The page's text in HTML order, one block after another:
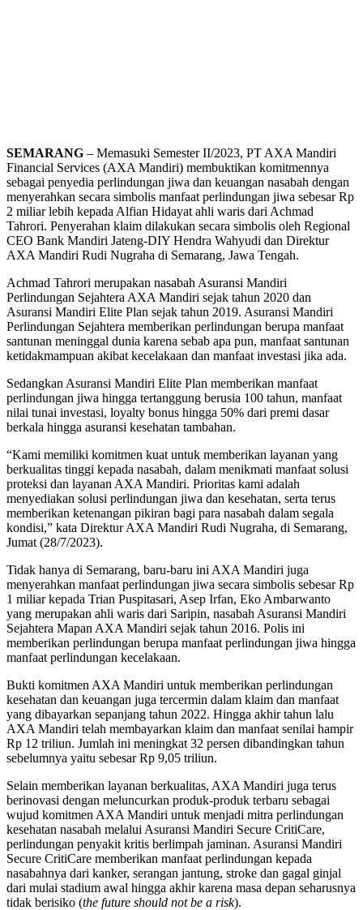
SEMARANG – Memasuki Semester II/2023, PT AXA Mandiri
Financial Services (AXA Mandiri) membuktikan komitmennya
sebagai penyedia perlindungan jiwa dan keuangan nasabah dengan
menyerahkan secara simbolis manfaat perlindungan jiwa sebesar Rp
2 miliar lebih kepada Alfian Hidayat ahli waris dari Achmad
Tahrori. Penyerahan klaim dilakukan secara simbolis oleh Regional
CEO Bank Mandiri Jateng-DIY Hendra Wahyudi dan Direktur
AXA Mandiri Rudi Nugraha di Semarang, Jawa Tengah.
Achmad Tahrori merupakan nasabah Asuransi Mandiri
Perlindungan Sejahtera AXA Mandiri sejak tahun 2020 dan
Asuransi Mandiri Elite Plan sejak tahun 2019. Asuransi Mandiri
Perlindungan Sejahtera memberikan perlindungan berupa manfaat
santunan meninggal dunia karena sebab apa pun, manfaat santunan
ketidakmampuan akibat kecelakaan dan manfaat investasi jika ada.
Sedangkan Asuransi Mandiri Elite Plan memberikan manfaat
perlindungan jiwa hingga tertanggung berusia 100 tahun, manfaat
nilai tunai investasi, loyalty bonus hingga 50% dari premi dasar
berkala hingga asuransi kesehatan tambahan.
“Kami memiliki komitmen kuat untuk memberikan layanan yang
berkualitas tinggi kepada nasabah, dalam menikmati manfaat solusi
proteksi dan layanan AXA Mandiri. Prioritas kami adalah
menyediakan solusi perlindungan jiwa dan kesehatan, serta terus
memberikan ketenangan pikiran bagi para nasabah dalam segala
kondisi,” kata Direktur AXA Mandiri Rudi Nugraha, di Semarang,
Jumat (28/7/2023).
Tidak hanya di Semarang, baru-baru ini AXA Mandiri juga
menyerahkan manfaat perlindungan jiwa secara simbolis sebesar Rp
1 miliar kepada Trian Puspitasari, Asep Irfan, Eko Ambarwanto
yang merupakan ahli waris dari Saripin, nasabah Asuransi Mandiri
Sejahtera Mapan AXA Mandiri sejak tahun 2016. Polis ini
memberikan perlindungan berupa manfaat perlindungan jiwa hingga
manfaat perlindungan kecelakaan.
Bukti komitmen AXA Mandiri untuk memberikan perlindungan
kesehatan dan keuangan juga tercermin dalam klaim dan manfaat
yang dibayarkan sepanjang tahun 2022. Hingga akhir tahun lalu
AXA Mandiri telah membayarkan klaim dan manfaat senilai hampir
Rp 12 triliun. Jumlah ini meningkat 32 persen dibandingkan tahun
sebelumnya yaitu sebesar Rp 9,05 triliun.
Selain memberikan layanan berkualitas, AXA Mandiri juga terus
berinovasi dengan meluncurkan produk-produk terbaru sebagai
wujud komitmen AXA Mandiri untuk menjadi mitra perlindungan
kesehatan nasabah melalui Asuransi Mandiri Secure CritiCare,
perlindungan penyakit kritis berlimpah jaminan. Asuransi Mandiri
Secure CritiCare memberikan manfaat perlindungan kepada
nasabahnya dari kanker, serangan jantung, stroke dan gagal ginjal
dari mulai stadium awal hingga akhir karena masa depan seharusnya
tidak berisiko (the future should not be a risk).